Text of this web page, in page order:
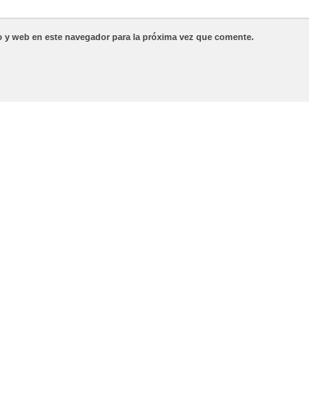
web en este navegador para la próxima vez que comente.